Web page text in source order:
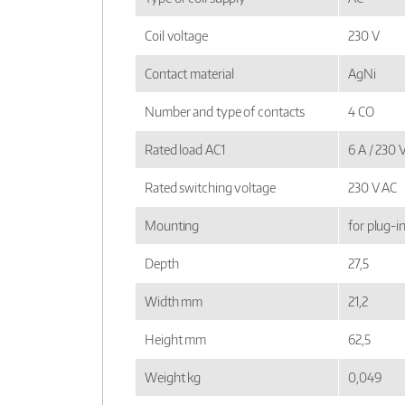
Coil voltage 230 V
Contact material AgNi
Number and type of contacts 4 CO
Rated load AC1 6 A / 230
Rated switching voltage 230 V AC
Mounting for plug-
Depth 27,5
Width mm 21,2
Height mm 62,5
Weight kg 0,049